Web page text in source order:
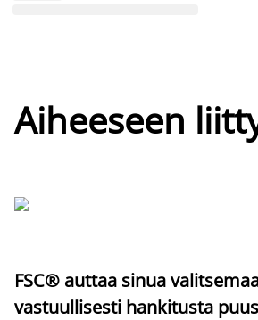
Aiheeseen
FSC® auttaa sinua
vastuullisesti hankitusta